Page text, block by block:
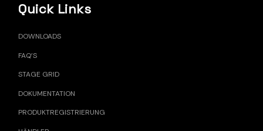
Quick Links
DOWNLOADS
FAQ’S
STAGE GRID
DOKUMENTATION
PRODUKTREGISTRIERUNG